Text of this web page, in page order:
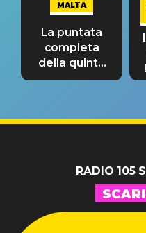
MALTA
La puntata
completa
della quinta
tappa
RADIO 105